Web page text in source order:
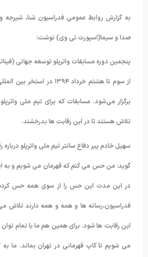
به گزارش روابط عمومی فدراسیون شنا، شیرجه و
صدا و سیما(اسپورت تی وی) نوشت:
پنجمین دوره مسابقات واترپلو توسعه جهانی
برگزار می‌شود. مسابقات که برای تیم ملی
تلاش هستند تا در این رقابت ها بدرخشند.
سهیل خادم پیر دفاع سانتر تیم ملی واترپلو
گوید: من حس می کنم که قهرمان می شویم و به
در این مدت این حس را از سوی همه حس کرده
فدراسیون،رسانه ها و همه و همه دارند تلاش می
این رقابت ها شود. برای همین هم ما با تمام توان
می شویم تا کاپ قهرمانی در تهران بماند. ما به